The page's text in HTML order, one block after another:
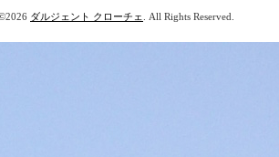
ダルジェント クローチェ . All Rights Reserved.